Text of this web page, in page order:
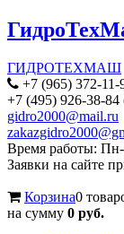
ГИДРОТЕХМАШ
+7 (965) 372-
+7 (495) 926-38-
gidro2000@mail.ru
Время работы:
Заявки на сайте
Корзина0
на сумму 0 руб.